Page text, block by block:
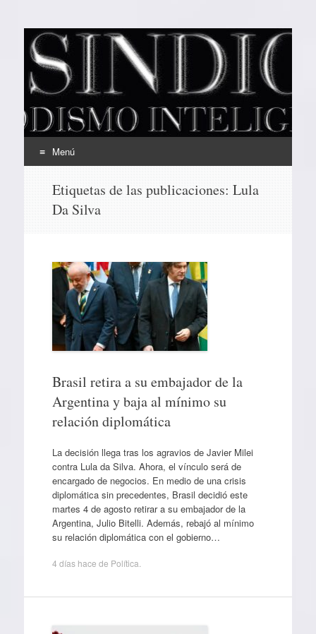
EL SINDICAL
Periodismo Inteligente
Menú
contenido
Etiquetas de las publicaciones: Lula
Da Silva
Brasil retira a su embajador de la
Argentina y baja al mínimo su
relación diplomática
La decisión llega tras los agravios de Javier Milei
contra Lula da Silva. Ahora, el vínculo será de
encargado de negocios. En medio de una crisis
diplomática sin precedentes, Brasil decidió este
martes 4 de agosto retirar a su embajador de la
Argentina, Julio Bitelli. Además, rebajó al mínimo
su relación diplomática con el gobierno…
4 días hace de Política